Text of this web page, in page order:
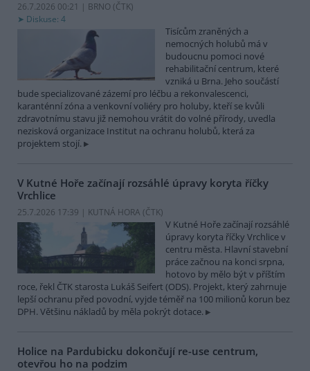
26.7.2026 00:21 | BRNO (ČTK)
Diskuse: 4
Tisícům zraněných a
nemocných holubů má v
budoucnu pomoci nové
rehabilitační centrum, které
vzniká u Brna. Jeho součástí
bude specializované zázemí pro léčbu a rekonvalescenci,
karanténní zóna a venkovní voliéry pro holuby, kteří se kvůli
zdravotnímu stavu již nemohou vrátit do volné přírody, uvedla
nezisková organizace Institut na ochranu holubů, která za
projektem stojí.
V Kutné Hoře začínají rozsáhlé úpravy koryta říčky
Vrchlice
25.7.2026 17:39 | KUTNÁ HORA (ČTK)
V Kutné Hoře začínají rozsáhlé
úpravy koryta říčky Vrchlice v
centru města. Hlavní stavební
práce začnou na konci srpna,
hotovo by mělo být v příštím
roce, řekl ČTK starosta Lukáš Seifert (ODS). Projekt, který zahrnuje
lepší ochranu před povodní, vyjde téměř na 100 milionů korun bez
DPH. Většinu nákladů by měla pokrýt dotace.
Holice na Pardubicku dokončují re-use centrum,
otevřou ho na podzim